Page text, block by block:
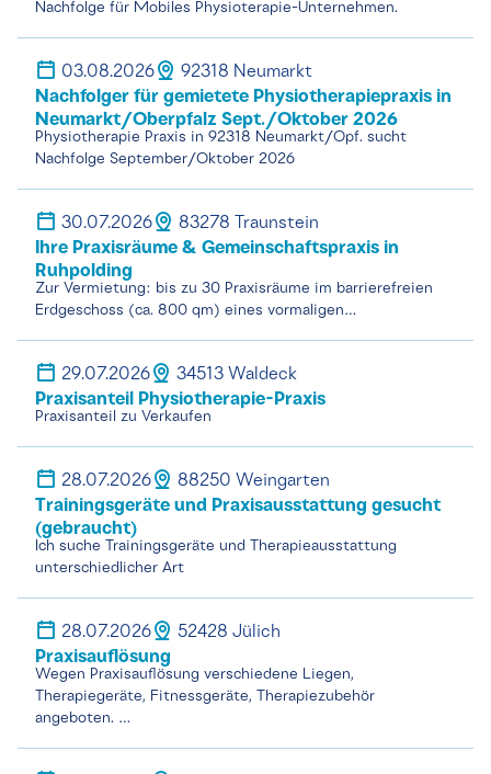
Nachfolge für Mobiles Physioterapie-Unternehmen.
03.08.2026 92318 Neumarkt
Nachfolger für gemietete Physiotherapiepraxis in
Neumarkt/Oberpfalz Sept./Oktober 2026
Physiotherapie Praxis in 92318 Neumarkt/Opf. sucht
Nachfolge September/Oktober 2026
30.07.2026 83278 Traunstein
Ihre Praxisräume & Gemeinschaftspraxis in
Ruhpolding
Zur Vermietung: bis zu 30 Praxisräume im barrierefreien
Erdgeschoss (ca. 800 qm) eines vormaligen…
29.07.2026 34513 Waldeck
Praxisanteil Physiotherapie-Praxis
Praxisanteil zu Verkaufen
28.07.2026 88250 Weingarten
Trainingsgeräte und Praxisausstattung gesucht
(gebraucht)
Ich suche Trainingsgeräte und Therapieausstattung
unterschiedlicher Art
28.07.2026 52428 Jülich
Praxisauflösung
Wegen Praxisauflösung verschiedene Liegen,
Therapiegeräte, Fitnessgeräte, Therapiezubehör
angeboten. …